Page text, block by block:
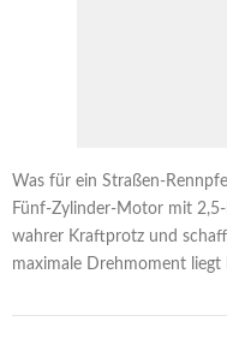
Was für ein Straßen-
Fünf-Zylinder-Motor mit
wahrer Kraftprotz und
maximale Drehmoment liegt